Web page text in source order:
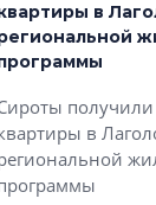
в
в